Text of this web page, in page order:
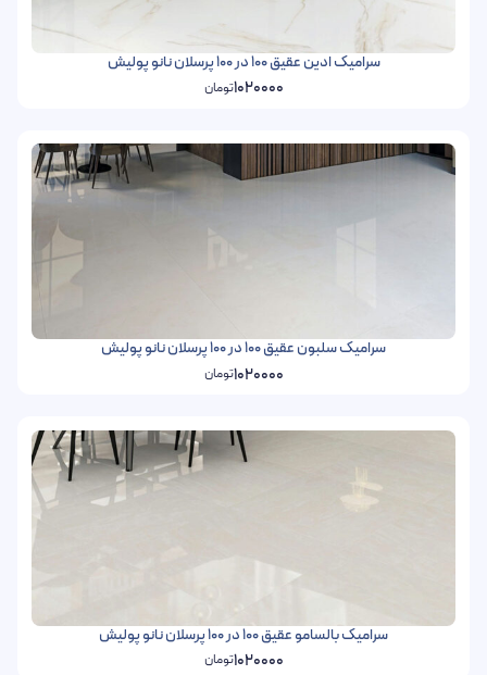
سرامیک ادین عقیق 100 در 100 پرسلان نانو پولیش
1020000تومان
سرامیک سلبون عقیق 100 در 100 پرسلان نانو پولیش
1020000تومان
سرامیک بالسامو عقیق 100 در 100 پرسلان نانو پولیش
1020000تومان